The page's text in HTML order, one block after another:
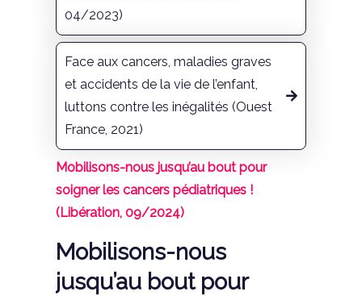
04/2023)
Face aux cancers, maladies graves
et accidents de la vie de l’enfant,
luttons contre les inégalités (Ouest
France, 2021)
Mobilisons-nous jusqu’au bout pour
soigner les cancers pédiatriques !
(Libération, 09/2024)
Mobilisons-nous
jusqu’au bout pour